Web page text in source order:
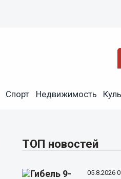
Спорт Недвижимость
ТОП новостей
05.8.2026